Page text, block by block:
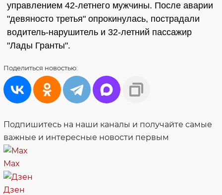
управлением 42-летнего мужчины. После аварии
"девяносто третья" опрокинулась, пострадали
водитель-нарушитель и 32-летний пассажир
"Лады Гранты".
Поделиться новостью:
Подпишитесь на наши каналы и получайте самые
важные и интересные новости первым
Max
Дзен